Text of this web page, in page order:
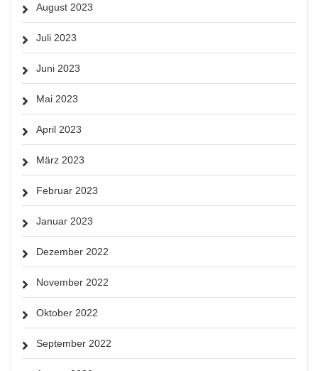
August 2023
Juli 2023
Juni 2023
Mai 2023
April 2023
März 2023
Februar 2023
Januar 2023
Dezember 2022
November 2022
Oktober 2022
September 2022